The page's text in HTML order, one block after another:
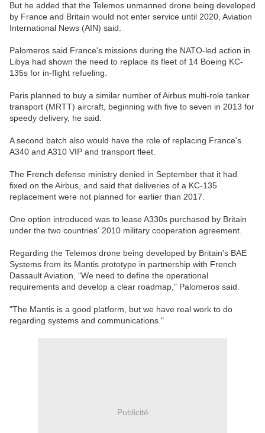
But he added that the Telemos unmanned drone being developed
by France and Britain would not enter service until 2020, Aviation
International News (AIN) said.
Palomeros said France's missions during the NATO-led action in
Libya had shown the need to replace its fleet of 14 Boeing KC-
135s for in-flight refueling.
Paris planned to buy a similar number of Airbus multi-role tanker
transport (MRTT) aircraft, beginning with five to seven in 2013 for
speedy delivery, he said.
A second batch also would have the role of replacing France's
A340 and A310 VIP and transport fleet.
The French defense ministry denied in September that it had
fixed on the Airbus, and said that deliveries of a KC-135
replacement were not planned for earlier than 2017.
One option introduced was to lease A330s purchased by Britain
under the two countries' 2010 military cooperation agreement.
Regarding the Telemos drone being developed by Britain's BAE
Systems from its Mantis prototype in partnership with French
Dassault Aviation, "We need to define the operational
requirements and develop a clear roadmap," Palomeros said.
"The Mantis is a good platform, but we have real work to do
regarding systems and communications."
Publicité